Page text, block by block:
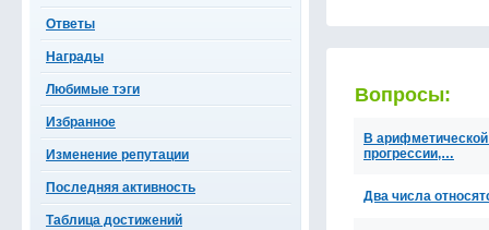
Ответы
Награды
Любимые тэги
Избранное
Изменение репутации
Последняя активность
Таблица достижений
Вопросы:
В
прогрессии,…
Два числа